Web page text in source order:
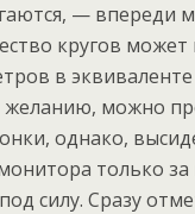
— впереди
кругов
в
желанию, можно
однако,
только
силу. Сразу